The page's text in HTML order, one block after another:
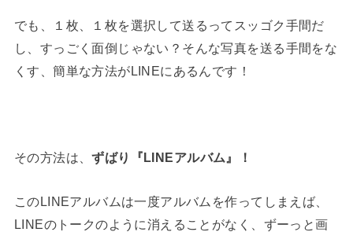
でも、１枚、１枚を選択して送るってスッゴク手間だ
し、すっごく面倒じゃない？そんな写真を送る手間をな
くす、簡単な方法がLINEにあるんです！
その方法は、ずばり『LINEアルバム』！
このLINEアルバムは一度アルバムを作ってしまえば、
LINEのトークのように消えることがなく、ずーっと画